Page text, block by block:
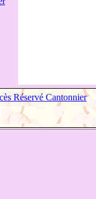
Réservé Cantonnier